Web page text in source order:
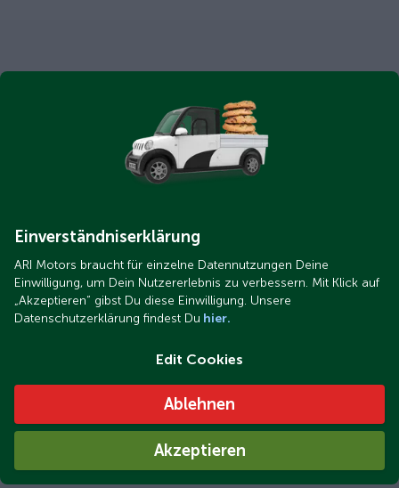
Einverständniserklärung
ARI Motors braucht für einzelne Datennutzungen Deine
Einwilligung, um Dein Nutzererlebnis zu verbessern. Mit Klick auf
„Akzeptieren“ gibst Du diese Einwilligung. Unsere
Datenschutzerklärung findest Du hier.
Edit Cookies
Ablehnen
Akzeptieren